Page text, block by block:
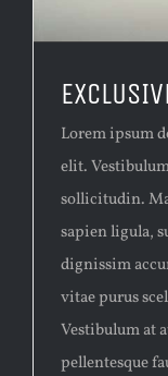
Lorem ipsum
elit.
sollicitudin.
sapien ligula,
dignissim
vitae purus
Vestibulum at
pellentesque